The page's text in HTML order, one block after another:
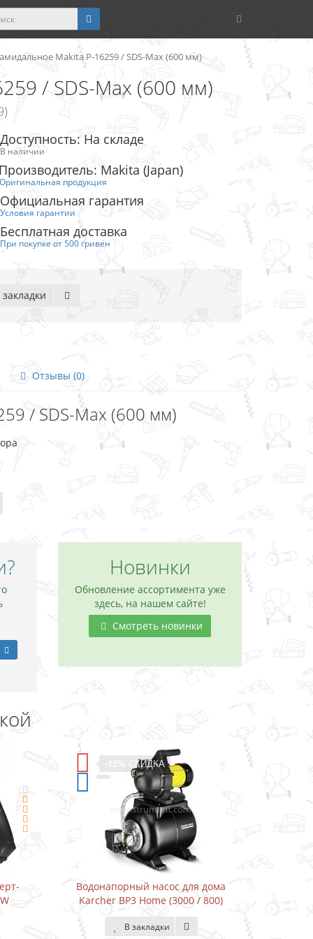
Makita P-16259 / SDS-Max (600 мм)
/ SDS-Max (600 мм)
Доступность: На складе
В наличии
Производитель: Makita (Japan)
Оригинальная продукция
Официальная гарантия
Условия гарантии
Бесплатная доставка
При покупке от 500 гривен
закладки
Отзывы (0)
/ SDS-Max (600 мм)
Новинки
Обновление ассортимента уже
здесь, на нашем сайте!
Смотреть новинки
СКИДКА
Водонапорный насос для дома
Karcher BP3 Home (3000 / 800)
В закладки
Karcher